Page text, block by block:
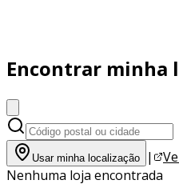
Encontrar minha
Usar minha localização |
Nenhuma loja encontrada